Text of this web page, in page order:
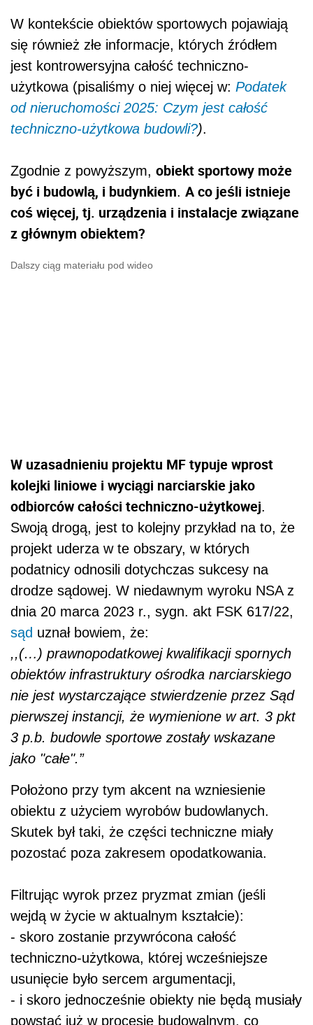
W kontekście obiektów sportowych pojawiają
się również złe informacje, których źródłem
jest kontrowersyjna całość techniczno-
użytkowa (pisaliśmy o niej więcej w: Podatek
od nieruchomości 2025: Czym jest całość
techniczno-użytkowa budowli?).
Zgodnie z powyższym, obiekt sportowy może
być i budowlą, i budynkiem. A co jeśli istnieje
coś więcej, tj. urządzenia i instalacje związane
z głównym obiektem?
Dalszy ciąg materiału pod wideo
W uzasadnieniu projektu MF typuje wprost
kolejki liniowe i wyciągi narciarskie jako
odbiorców całości techniczno-użytkowej.
Swoją drogą, jest to kolejny przykład na to, że
projekt uderza w te obszary, w których
podatnicy odnosili dotychczas sukcesy na
drodze sądowej. W niedawnym wyroku NSA z
dnia 20 marca 2023 r., sygn. akt FSK 617/22,
sąd uznał bowiem, że:
,,(…) prawnopodatkowej kwalifikacji spornych
obiektów infrastruktury ośrodka narciarskiego
nie jest wystarczające stwierdzenie przez Sąd
pierwszej instancji, że wymienione w art. 3 pkt
3 p.b. budowle sportowe zostały wskazane
jako "całe".”
Położono przy tym akcent na wzniesienie
obiektu z użyciem wyrobów budowlanych.
Skutek był taki, że części techniczne miały
pozostać poza zakresem opodatkowania.
Filtrując wyrok przez pryzmat zmian (jeśli
wejdą w życie w aktualnym kształcie):
- skoro zostanie przywrócona całość
techniczno-użytkowa, której wcześniejsze
usunięcie było sercem argumentacji,
- i skoro jednocześnie obiekty nie będą musiały
powstać już w procesie budowalnym, co